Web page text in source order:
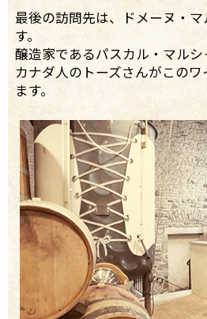
最後の訪問先は、ドメーヌ・
す。
醸造家であるパスカル・マル
カナダ人のトーズさんがこの
ます。